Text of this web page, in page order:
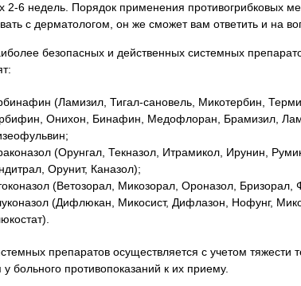
2-6 недель. Порядок применения противогрибковых
с дерматологом, он же сможет вам ответить и на
безопасных и действенных системных
(Ламизил, Тигал-сановель, Микотербин,
Онихон, Бинафин, Медофлоран, Брамизил,
(Орунгал, Текназол, Итрамикол, Ирунин,
Орунит, Каназол);
(Ветозорал, Микозорал, Ороназол, Бризорал,
(Дифлюкан, Микосист, Дифлазон, Нофунг,
препаратов осуществляется с учетом тяжести
у больного противопоказаний к их приему.